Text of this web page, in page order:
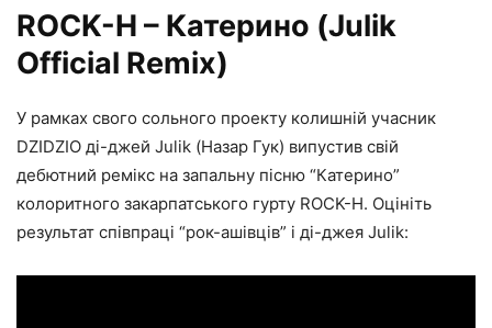
ROCK-H – Катерино (Julik
Official Remix)
У рамках свого сольного проекту колишній учасник
DZIDZIO ді-джей Julik (Назар Гук) випустив свій
дебютний ремікс на запальну пісню “Катерино”
колоритного закарпатського гурту ROCK-H. Оцініть
результат співпраці “рок-ашівців” і ді-джея Julik: